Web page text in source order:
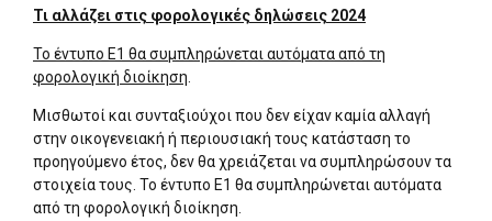
Τι αλλάζει στις φορολογικές δηλώσεις 2024
Το έντυπο Ε1 θα συμπληρώνεται αυτόματα από τη
φορολογική διοίκηση
Μισθωτοί και συνταξιούχοι που δεν είχαν καμία αλλαγή
στην οικογενειακή ή περιουσιακή τους κατάσταση το
προηγούμενο έτος, δεν θα χρειάζεται να συμπληρώσουν τα
στοιχεία τους. Το έντυπο Ε1 θα συμπληρώνεται αυτόματα
από τη φορολογική διοίκηση.